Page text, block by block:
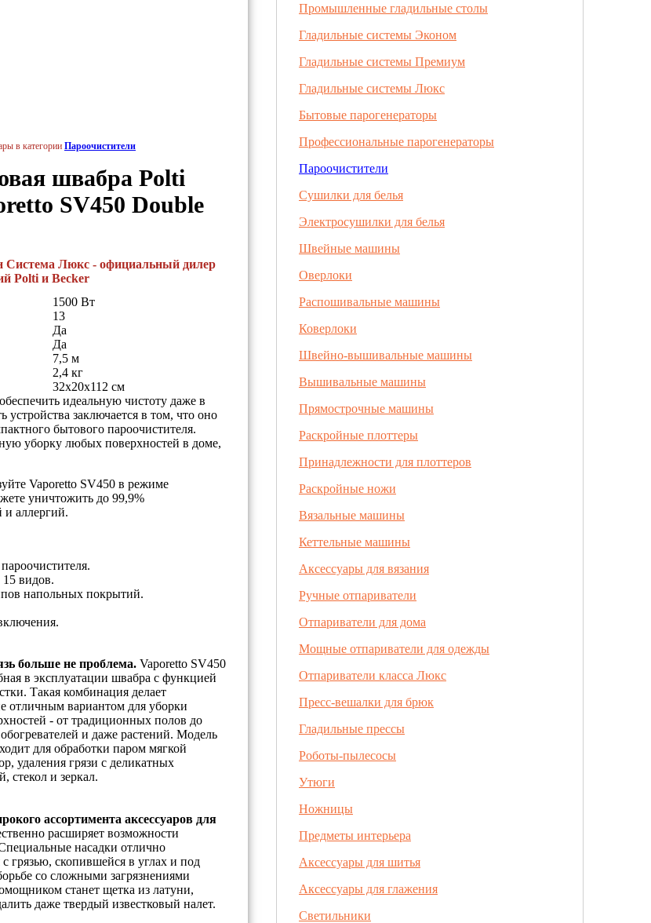
1500 Вт
13
Да
Да
7,5 м
2,4 кг
32х20х112 см
в категории Пароочистители
швабра Polti
SV450 Double
Система Люкс - официальный дилер
Polti и Becker
идеальную чистоту даже в
заключается в том, что оно
бытового пароочистителя.
уборку любых поверхностей в доме,
Vaporetto SV450 в режиме
уничтожить до 99,9%
и аллергий.
видов.
напольных покрытий.
больше не проблема. Vaporetto SV450
в эксплуатации швабра с функцией
Такая комбинация делает
отличным вариантом для уборки
- от традиционных полов до
и даже растений. Модель
для обработки паром мягкой
удаления грязи с деликатных
стекол и зеркал.
ассортимента аксессуаров для
расширяет возможности
насадки отлично
грязью, скопившейся в углах и под
со сложными загрязнениями
станет щетка из латуни,
даже твердый известковый налет.
Промышленные гладильные столы
Гладильные системы Эконом
Гладильные системы Премиум
Гладильные системы Люкс
Бытовые парогенераторы
Профессиональные парогенераторы
Пароочистители
Сушилки для белья
Электросушилки для белья
Швейные машины
Оверлоки
Распошивальные машины
Коверлоки
Швейно-вышивальные машины
Вышивальные машины
Прямострочные машины
Раскройные плоттеры
Принадлежности для плоттеров
Раскройные ножи
Вязальные машины
Кеттельные машины
Аксессуары для вязания
Ручные отпариватели
Отпариватели для дома
Мощные отпариватели для одежды
Отпариватели класса Люкс
Пресс-вешалки для брюк
Гладильные прессы
Роботы-пылесосы
Утюги
Ножницы
Предметы интерьера
Аксессуары для шитья
Аксессуары для глажения
Светильники